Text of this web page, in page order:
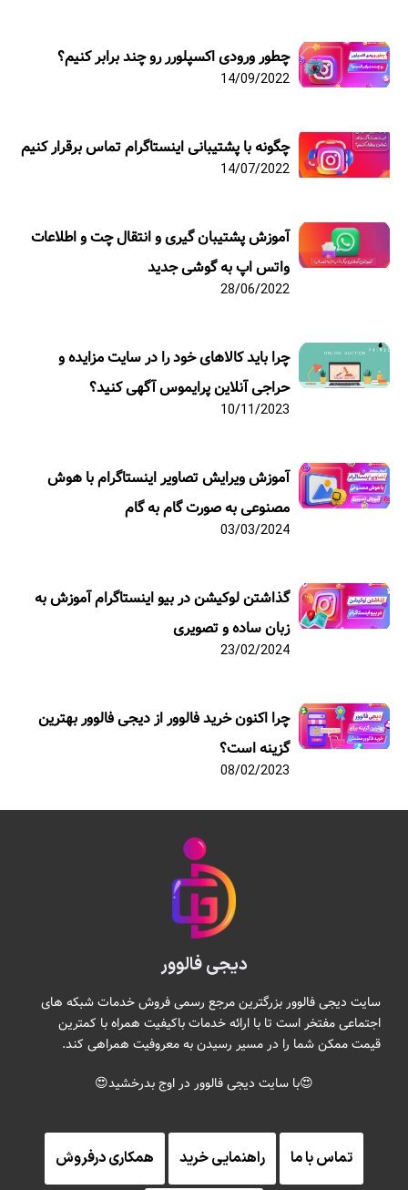
چطور ورودی اکسپلورر رو چند برابر کنیم؟
14/09/2022
چگونه با پشتیبانی اینستاگرام تماس برقرار کنیم
14/07/2022
آموزش پشتیبان گیری و انتقال چت و اطلاعات
واتس اپ به گوشی جدید
28/06/2022
چرا باید کالاهای خود را در سایت مزایده و
حراجی آنلاین پرایموس آگهی کنید؟
10/11/2023
آموزش ویرایش تصاویر اینستاگرام با هوش
مصنوعی به صورت گام به گام
03/03/2024
گذاشتن لوکیشن در بیو اینستاگرام آموزش به
زبان ساده و تصویری
23/02/2024
چرا اکنون خرید فالوور از دیجی فالوور بهترین
گزینه است؟
08/02/2023
دیجی فالوور
سایت دیجی فالوور بزرگترین مرجع رسمی فروش خدمات شبکه های
اجتماعی مفتخر است تا با ارائه خدمات باکیفیت همراه با کمترین
قیمت ممکن شما را در مسیر رسیدن به معروفیت همراهی کند.
😍با سایت دیجی فالوور در اوج بدرخشید😍
تماس با ما راهنمایی خرید همکاری درفروش